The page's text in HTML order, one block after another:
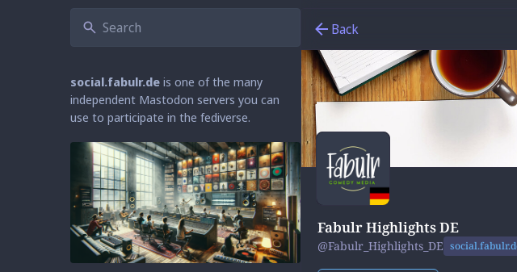
social.fabulr.de is one of the many
independent Mastodon servers you can
use to participate in the fediverse.
Back
Fabulr Highlights DE
@Fabulr_Highlights_DE